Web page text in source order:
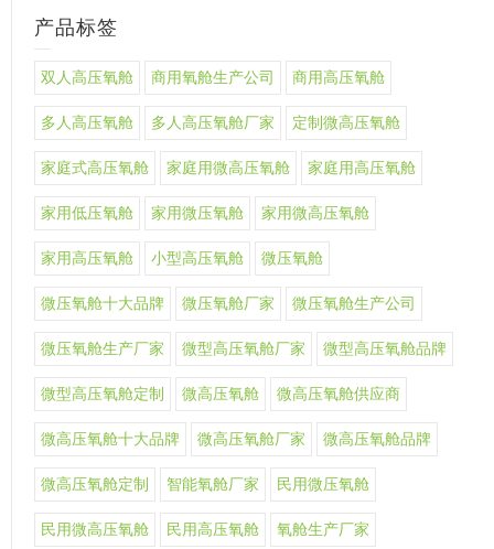
产品标签
双人高压氧舱 商用氧舱生产公司 商用高压氧舱
多人高压氧舱 多人高压氧舱厂家 定制微高压氧舱
家庭式高压氧舱 家庭用微高压氧舱 家庭用高压氧舱
家用低压氧舱 家用微压氧舱 家用微高压氧舱
家用高压氧舱 小型高压氧舱 微压氧舱
微压氧舱十大品牌 微压氧舱厂家 微压氧舱生产公司
微压氧舱生产厂家 微型高压氧舱厂家 微型高压氧舱品牌
微型高压氧舱定制 微高压氧舱 微高压氧舱供应商
微高压氧舱十大品牌 微高压氧舱厂家 微高压氧舱品牌
微高压氧舱定制 智能氧舱厂家 民用微压氧舱
民用微高压氧舱 民用高压氧舱 氧舱生产厂家